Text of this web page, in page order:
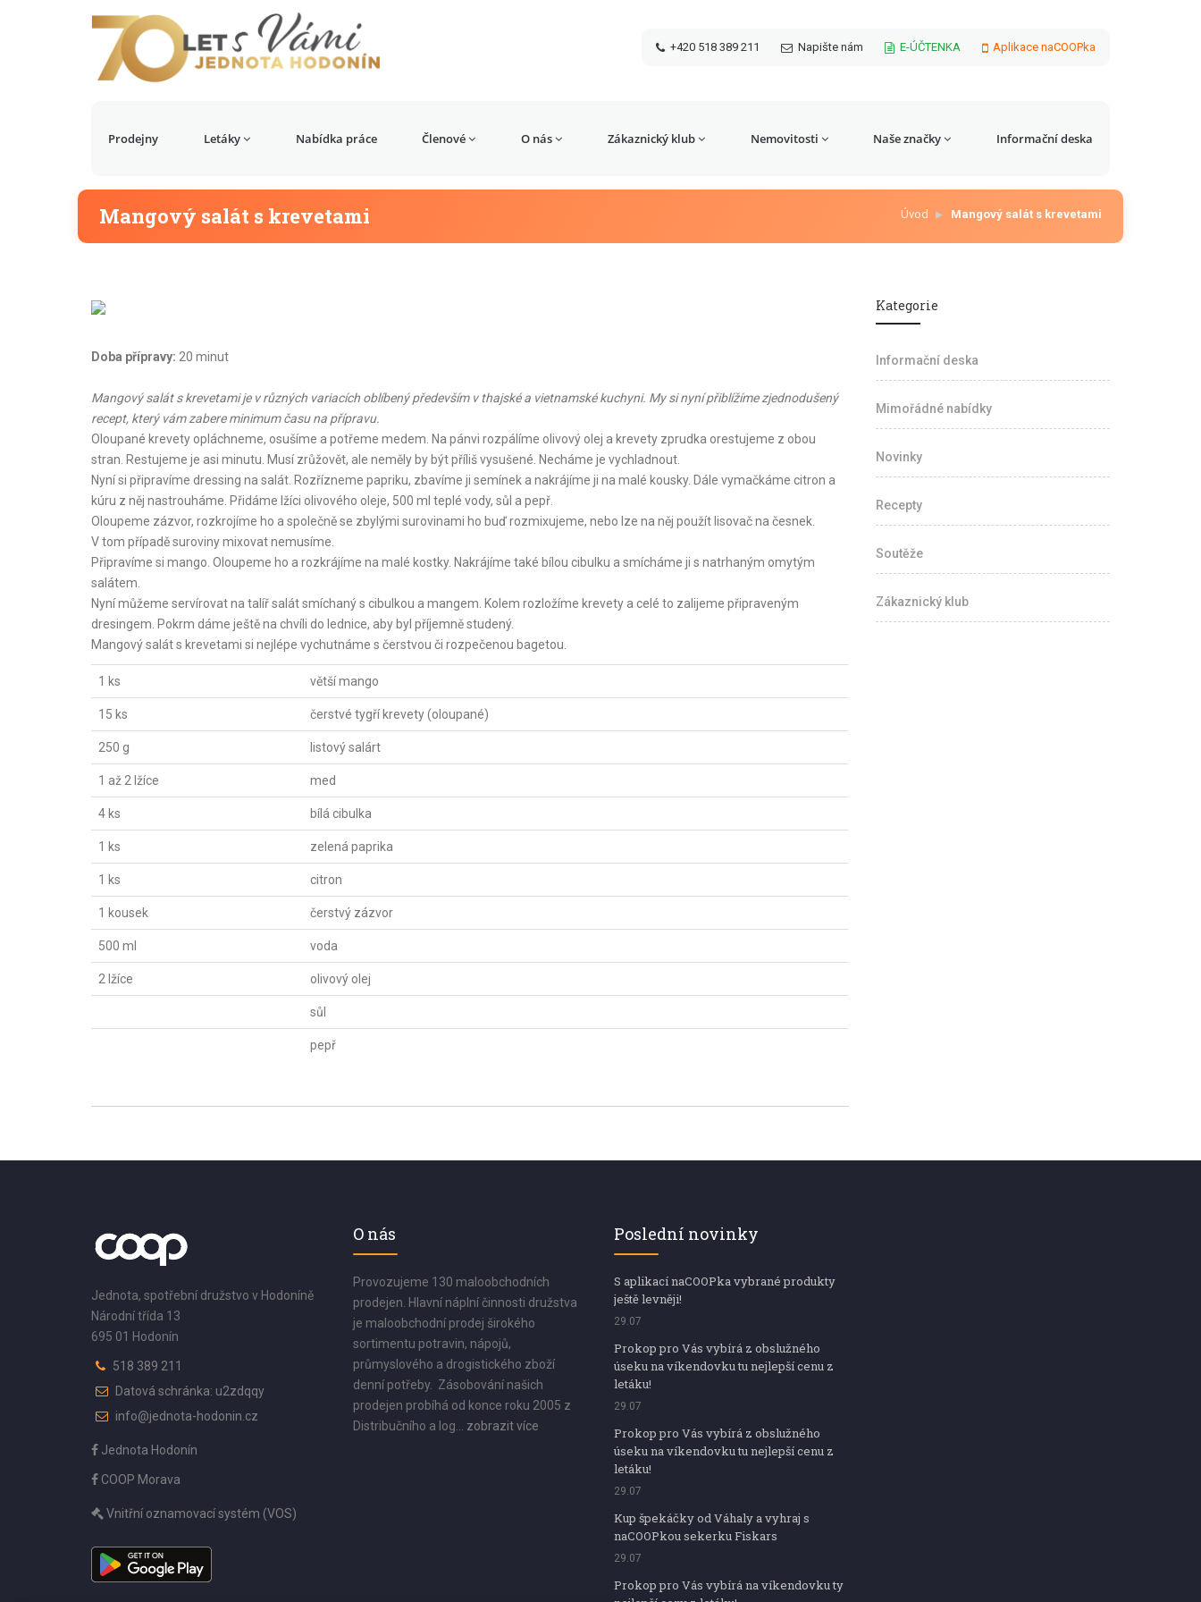
+420 518 389 211 Napište nám E-ÚČTENKA Aplikace naCOOPka
Prodejny Letáky Nabídka práce Členové O nás Zákaznický klub Nemovitosti Naše značky Informační deska
Mangový salát s krevetami Úvod Mangový salát s krevetami
Doba přípravy: 20 minut
Mangový salát s krevetami je v různých variacích oblíbený především v thajské a vietnamské kuchyni. My si nyní přiblížíme zjednodušený
recept, který vám zabere minimum času na přípravu.
Oloupané krevety opláchneme, osušíme a potřeme medem. Na pánvi rozpálíme olivový olej a krevety zprudka orestujeme z obou
stran. Restujeme je asi minutu. Musí zrůžovět, ale neměly by být příliš vysušené. Necháme je vychladnout.
Nyní si připravíme dressing na salát. Rozřízneme papriku, zbavíme ji semínek a nakrájíme ji na malé kousky. Dále vymačkáme citron a
kúru z něj nastrouháme. Přidáme lžíci olivového oleje, 500 ml teplé vody, sůl a pepř.
Oloupeme zázvor, rozkrojíme ho a společně se zbylými surovinami ho buď rozmixujeme, nebo lze na něj použít lisovač na česnek.
V tom případě suroviny mixovat nemusíme.
Připravíme si mango. Oloupeme ho a rozkrájíme na malé kostky. Nakrájíme také bílou cibulku a smícháme ji s natrhaným omytým
salátem.
Nyní můžeme servírovat na talíř salát smíchaný s cibulkou a mangem. Kolem rozložíme krevety a celé to zalijeme připraveným
dresingem. Pokrm dáme ještě na chvíli do lednice, aby byl příjemně studený.
Mangový salát s krevetami si nejlépe vychutnáme s čerstvou či rozpečenou bagetou.
1 ks větší mango
15 ks čerstvé tygří krevety (oloupané)
250 g listový salárt
1 až 2 lžíce med
4 ks bílá cibulka
1 ks zelená paprika
1 ks citron
1 kousek čerstvý zázvor
500 ml voda
2 lžíce olivový olej
sůl
pepř
Kategorie
Informační deska
Mimořádné nabídky
Novinky
Recepty
Soutěže
Zákaznický klub
Jednota, spotřební družstvo v Hodoníně
Národní třída 13
695 01 Hodonín
518 389 211
Datová schránka: u2zdqqy
info@jednota-hodonin.cz
Jednota Hodonín
COOP Morava
Vnitřní oznamovací systém (VOS)
O nás
Provozujeme 130 maloobchodních
prodejen. Hlavní náplní činnosti družstva
je maloobchodní prodej širokého
sortimentu potravin, nápojů,
průmyslového a drogistického zboží
denní potřeby. Zásobování našich
prodejen probíhá od konce roku 2005 z
Distribučního a log... zobrazit více
Poslední novinky
S aplikací naCOOPka vybrané produkty
ještě levněji!
29.07
Prokop pro Vás vybírá z obslužného
úseku na víkendovku tu nejlepší cenu z
letáku!
29.07
Prokop pro Vás vybírá z obslužného
úseku na víkendovku tu nejlepší cenu z
letáku!
29.07
Kup špekáčky od Váhaly a vyhraj s
naCOOPkou sekerku Fiskars
29.07
Prokop pro Vás vybírá na víkendovku ty